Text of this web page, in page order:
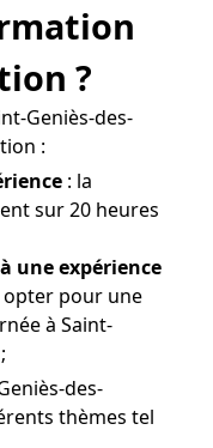
?
Geniès-des-
:
: la
sur 20 heures
une expérience
opter pour une
à Saint-
des-
thèmes tel